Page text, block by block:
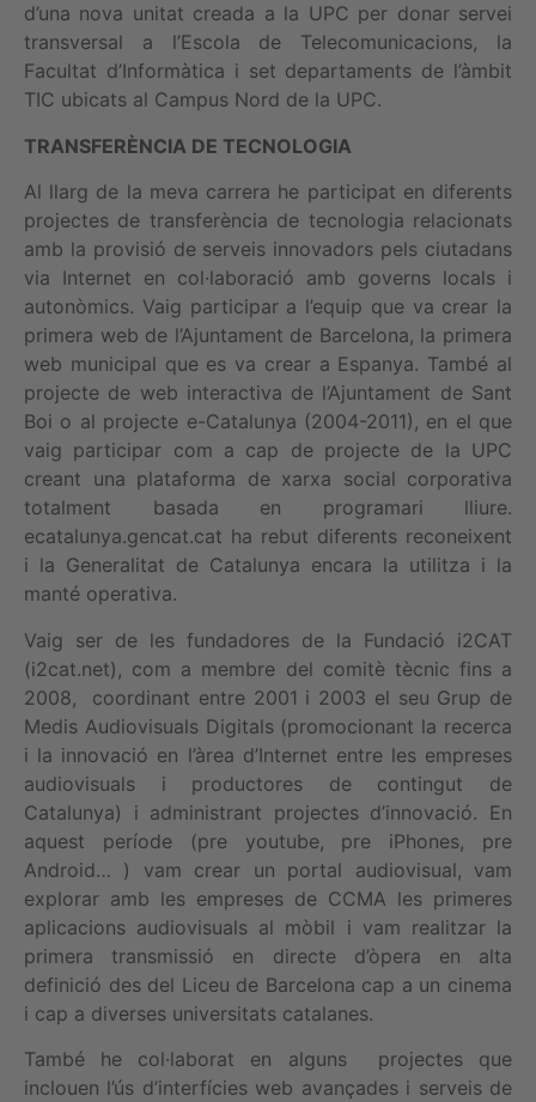
d’una nova unitat creada a la UPC per donar servei
transversal a l’Escola de Telecomunicacions, la
Facultat d’Informàtica i set departaments de l’àmbit
TIC ubicats al Campus Nord de la UPC.
TRANSFERÈNCIA DE TECNOLOGIA
Al llarg de la meva carrera he participat en diferents
projectes de transferència de tecnologia relacionats
amb la provisió de serveis innovadors pels ciutadans
via Internet en col·laboració amb governs locals i
autonòmics. Vaig participar a l’equip que va crear la
primera web de l’Ajuntament de Barcelona, la primera
web municipal que es va crear a Espanya. També al
projecte de web interactiva de l’Ajuntament de Sant
Boi o al projecte e-Catalunya (2004-2011), en el que
vaig participar com a cap de projecte de la UPC
creant una plataforma de xarxa social corporativa
totalment basada en programari lliure.
ecatalunya.gencat.cat ha rebut diferents reconeixent
i la Generalitat de Catalunya encara la utilitza i la
manté operativa.
Vaig ser de les fundadores de la Fundació i2CAT
(i2cat.net), com a membre del comitè tècnic fins a
2008, coordinant entre 2001 i 2003 el seu Grup de
Medis Audiovisuals Digitals (promocionant la recerca
i la innovació en l’àrea d’Internet entre les empreses
audiovisuals i productores de contingut de
Catalunya) i administrant projectes d’innovació. En
aquest període (pre youtube, pre iPhones, pre
Android… ) vam crear un portal audiovisual, vam
explorar amb les empreses de CCMA les primeres
aplicacions audiovisuals al mòbil i vam realitzar la
primera transmissió en directe d’òpera en alta
definició des del Liceu de Barcelona cap a un cinema
i cap a diverses universitats catalanes.
També he col·laborat en alguns projectes que
inclouen l’ús d’interfícies web avançades i serveis de